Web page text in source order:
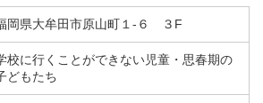
岡県大牟田市原山町１-６ ３F
校に行くことができない児童・思春期の
どもたち